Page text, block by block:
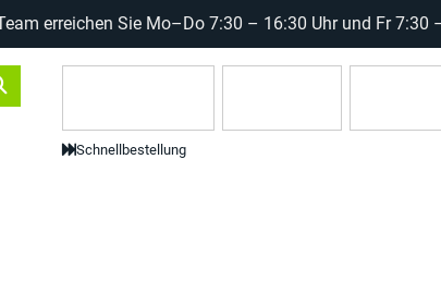
erreichen Sie Mo–Do 7:30 – 16:30 Uhr und Fr 7:30
Schnellbestellung